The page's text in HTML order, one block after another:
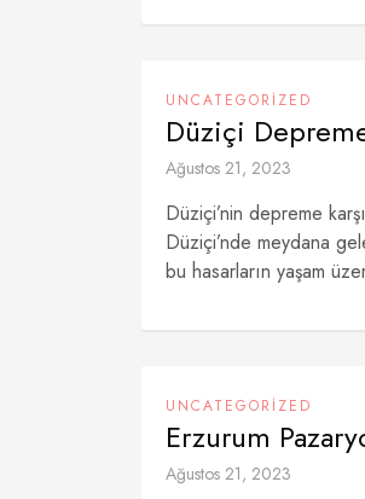
UNCATEGORIZED
Düziçi
Ağustos 21, 2023
Düziçi’nin depreme
Düziçi’nde meydana
bu hasarların yaşam
UNCATEGORIZED
Erzurum
Ağustos 21, 2023